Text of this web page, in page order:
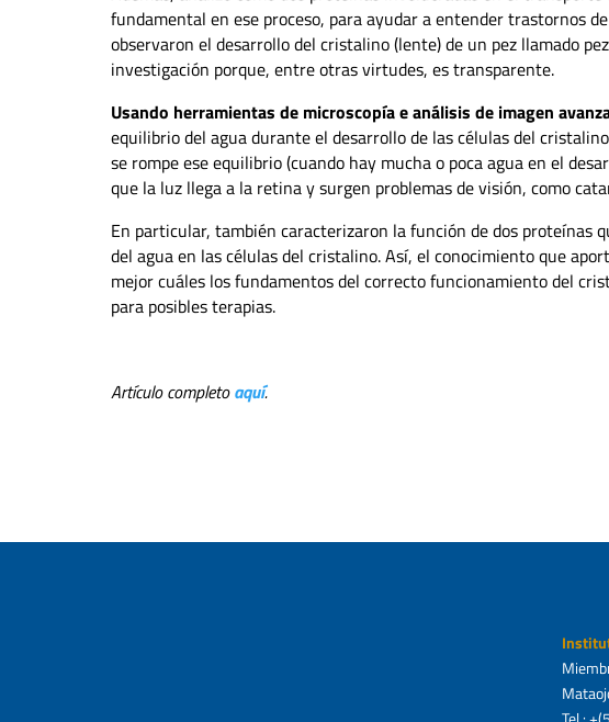
fundamental en ese proceso, para ayudar a entender trastornos
observaron el desarrollo del cristalino (lente) de un pez llamado
investigación porque, entre otras virtudes, es transparente.
Usando herramientas de microscopía e análisis de imagen
equilibrio del agua durante el desarrollo de las células del
se rompe ese equilibrio (cuando hay mucha o poca agua en el
que la luz llega a la retina y surgen problemas de visión, como
En particular, también caracterizaron la función de dos proteínas
del agua en las células del cristalino. Así, el conocimiento que
mejor cuáles los fundamentos del correcto funcionamiento del
para posibles terapias.
Artículo completoaquí.